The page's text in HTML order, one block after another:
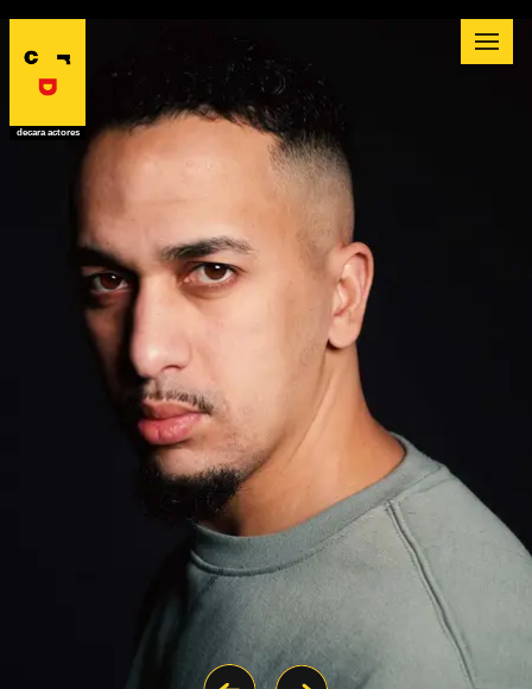
decara actores